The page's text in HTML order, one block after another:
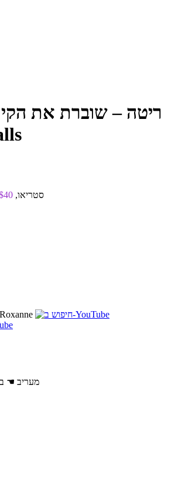
ריטה – שוברת את
אריך נגן “12, גרמניה, 4/1987, Big Mouth, 26432, סטריאו,
30/04/1987